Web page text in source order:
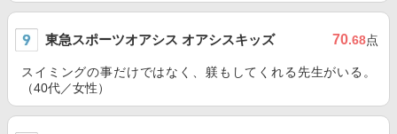
東急スポーツオアシス オアシスキッズ 70.68点
スイミングの事だけではなく、躾もしてくれる先生がいる。
（40代／女性）